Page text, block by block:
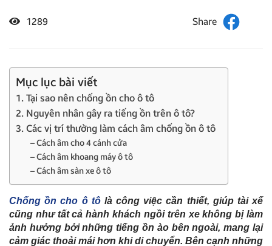
1289
Mục lục bài viết
1. Tại sao nên chống ồn cho ô tô
2. Nguyên nhân gây ra tiếng ồn trên ô tô?
3. Các vị trí thường làm cách âm chống ồn ô tô
– Cách âm cho 4 cánh cửa
– Cách âm khoang máy ô tô
– Cách âm sàn xe ô tô
Chống ồn cho ô tôlà công việc cần thiết, giúp tài xế
cũng như tất cả hành khách ngồi trên xe không bị làm
ảnh hưởng bởi những tiếng ồn ào bên ngoài, mang lại
cảm giác thoải mái hơn khi di chuyển. Bên cạnh những